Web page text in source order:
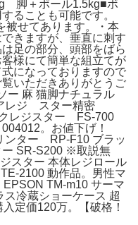
脚＋ポール1.5kg■ボ
ることも可能です。
被せてあります。・本
きますが、垂直に刺す
足の部分、頭部をばら
様にて簡単な組立てが
になっておりますので
いただきありがとうご
ー 麻 猫脚ナチュラル
レジ スター精密
クレジスター FS-700
。お値下げ！
ンター RP-F10 ブラッ
ー SR-S200 ※取説無
スター 本体レジロール
2100 動作品。男性マ
TM-m10 サーマ
冷蔵ショーケース 超
定価120万。【破格！